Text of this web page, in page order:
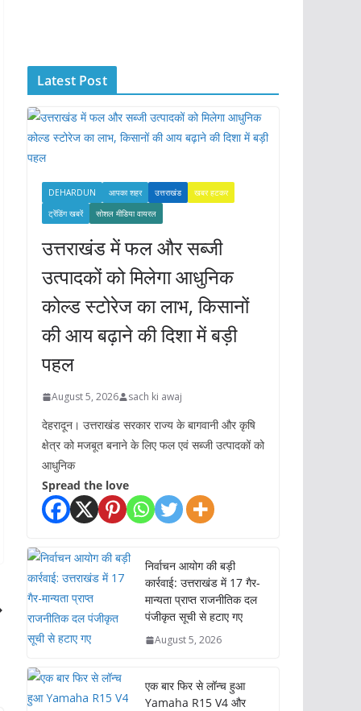
e
s
Latest Post
DEHARDUN आपका शहर उत्तराखंड
खबर हटकर
ट्रेंडिंग खबरें
सोशल मीडिया वायरल
उत्तराखंड में फल और सब्जी
उत्पादकों को मिलेगा आधुनिक
कोल्ड स्टोरेज का लाभ, किसानों
की आय बढ़ाने की दिशा में बड़ी
पहल
August 5, 2026 sach ki awaj
देहरादून। उत्तराखंड सरकार राज्य के बागवानी और कृषि
क्षेत्र को मजबूत बनाने के लिए फल एवं सब्जी उत्पादकों को
आधुनिक
Spread the love
निर्वाचन आयोग की बड़ी
कार्रवाई: उत्तराखंड में 17 गैर-
मान्यता प्राप्त राजनीतिक दल
पंजीकृत सूची से हटाए गए
August 5, 2026
एक बार फिर से लॉन्च हुआ
Yamaha R15 V4 और